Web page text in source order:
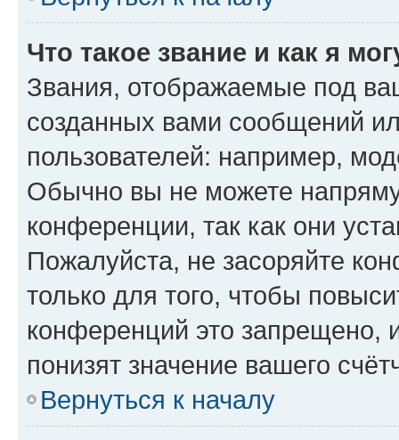
Что такое звание и как я
Звания, отображаемые под
созданных вами сообщений
пользователей: например,
Обычно вы не можете
конференции, так как они
Пожалуйста, не засоряйте
только для того, чтобы
конференций это запрещено,
понизят значение вашего
Вернуться к началу